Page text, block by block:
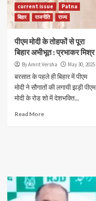
current issue
Patna
बिहार
राजनीति राज्य
पीएम मोदी के तोहफों से पूरा
बिहार अभीभूत : प्रभाकर मिश्र
By Amrit Versha May 30, 2025
बरसात के पहले ही बिहार में पीएम
मोदी ने सौगातों की लगायी झड़ी पीएम
मोदी के रोड शो में देशभक्ति...
Read More